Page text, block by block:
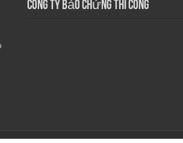
Công ty bảo chứng thi công